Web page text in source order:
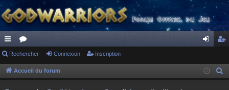
ac
co
or
u ne cri
Rechercher Connexion Inscription
Accueil du forum